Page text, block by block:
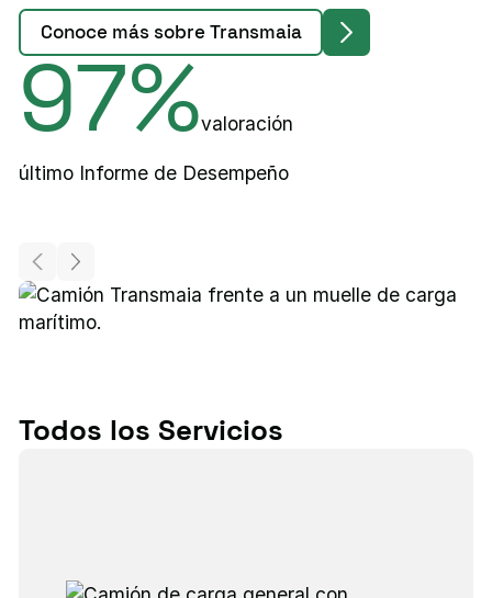
Conoce más sobre Transmaia
97%valoración
último Informe de Desempeño
Todos los Servicios